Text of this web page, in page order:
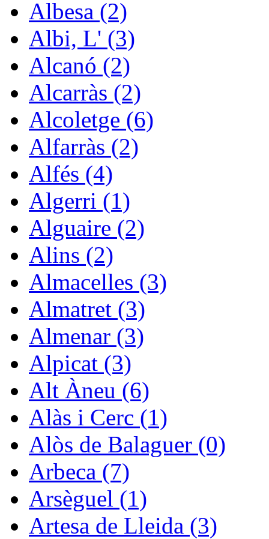
Albesa (2)
Albi, L' (3)
Alcanó (2)
Alcarràs (2)
Alcoletge (6)
Alfarràs (2)
Alfés (4)
Algerri (1)
Alguaire (2)
Alins (2)
Almacelles (3)
Almatret (3)
Almenar (3)
Alpicat (3)
Alt Àneu (6)
Alàs i Cerc (1)
Alòs de Balaguer (0)
Arbeca (7)
Arsèguel (1)
Artesa de Lleida (3)